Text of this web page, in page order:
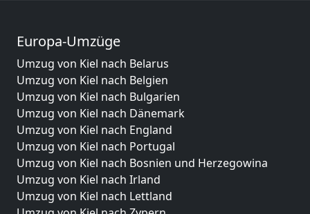
Europa-Umzüge
Umzug von Kiel nach Belarus
Umzug von Kiel nach Belgien
Umzug von Kiel nach Bulgarien
Umzug von Kiel nach Dänemark
Umzug von Kiel nach England
Umzug von Kiel nach Portugal
Umzug von Kiel nach Bosnien und Herzegowina
Umzug von Kiel nach Irland
Umzug von Kiel nach Lettland